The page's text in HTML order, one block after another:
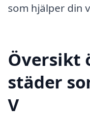
som hjälper din
Översikt
städer
V